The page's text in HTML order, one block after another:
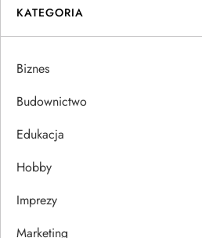
g
a
c
a
KATEGORIA
Biznes
Budownictwo
Edukacja
Hobby
Imprezy
Marketing